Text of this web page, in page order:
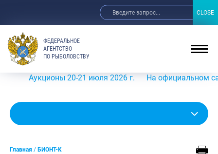
ФЕДЕРАЛЬНОЕ
АГЕНТСТВО
ПО РЫБОЛОВСТВУ
Аукционы 20-21 июля 2026 г. На официальном сайте
Главная БИОНТ-К
CLOSE
CLOSE